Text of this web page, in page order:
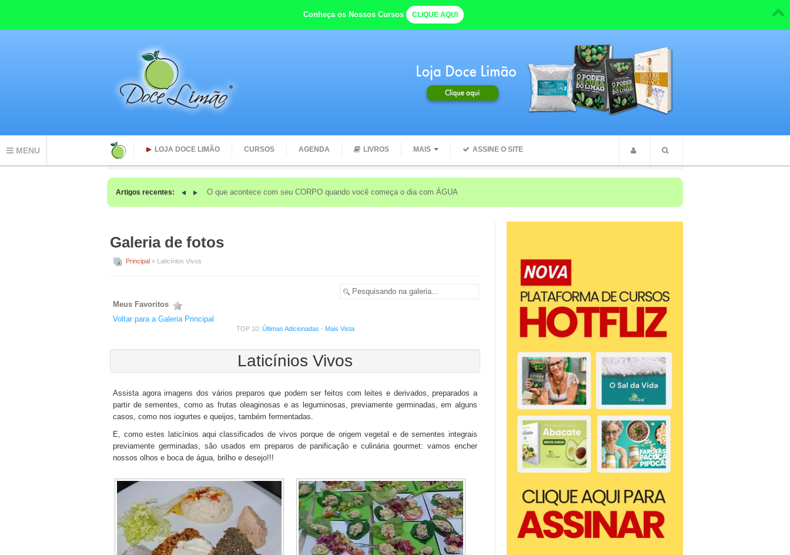
MENU LOJA DOCE LIMÃO CURSOS AGENDA LIVROS MAIS ASSINE O SITE
Artigos recentes: O que acontece com seu CORPO quando você começa o dia com ÁGUA
Galeria de fotos
Principal » Laticínios Vivos
Voltar para a Galeria Principal
Meus Favoritos
TOP 10: Últimas Adicionadas - Mais Vista
Laticínios Vivos
Assista agora imagens dos vários preparos que podem ser feitos com leites e derivados, preparados a
partir de sementes, como as frutas oleaginosas e as leguminosas, previamente germinadas, em alguns
casos, como nos iogurtes e queijos, também fermentadas.
E, como estes laticínios aqui classificados de vivos porque de origem vegetal e de sementes integrais
previamente germinadas, são usados em preparos de panificação e culinária gourmet: vamos encher
nossos olhos e boca de água, brilho e desejo!!!
Conheça os Nossos Cursos CLIQUE AQUI